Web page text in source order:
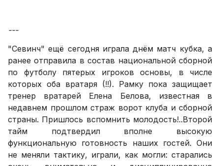
---
"Севинч" ещё сегодня играла днём матч кубка, а
ранее отправила в состав национальной сборной
по футболу пятерых игроков основы, в числе
которых оба вратаря (!!). Рамку пока защищает
тренер вратарей Елена Белова, известная в
недавнем прошлом страж ворот клуба и сборной
страны. Пришлось вспомнить молодость!..Второй
тайм подтвердил вполне высокую
функциональную готовность наших гостей. Они
не меняли тактику, играли, как могли: старались